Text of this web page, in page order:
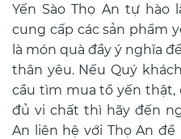
Yến Sào Thọ An tự
cung cấp các sản phẩm
là món quà đầy ý nghĩa
thân yêu. Nếu Quý
cầu tìm mua tổ yến thật,
đủ vi chất thì hãy đến
An liên hệ với Thọ An